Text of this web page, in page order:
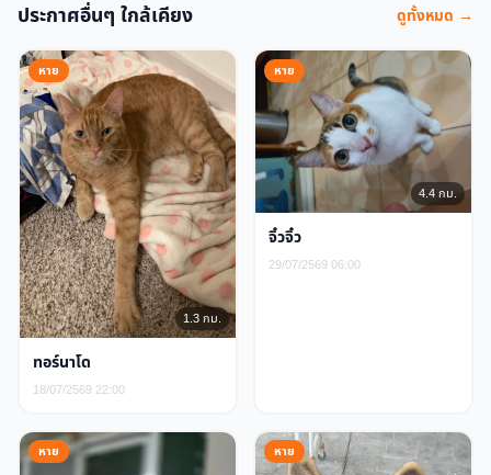
ประกาศอื่นๆ ใกล้เคียง ดูทั้งหมด →
หาย
1.3 กม.
ทอร์นาโด
18/07/2569 22:00
หาย
4.4 กม.
จิ๋วจิ๋ว
29/07/2569 06:00
หาย หาย